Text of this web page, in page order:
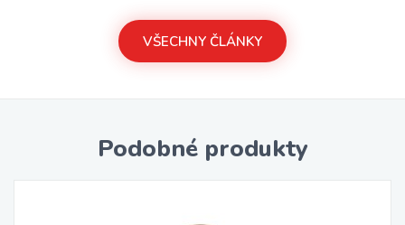
VŠECHNY ČLÁNKY
Podobné produkty